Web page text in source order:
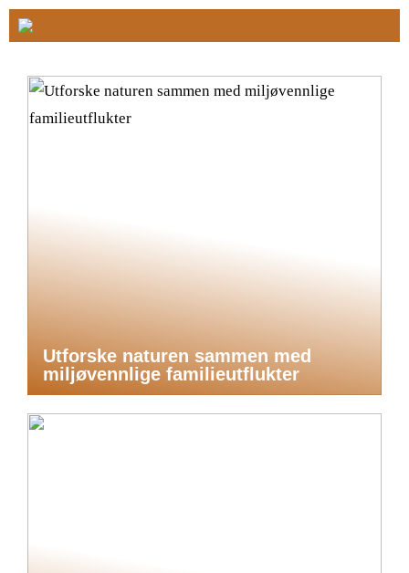
Utforske naturen sammen med
miljøvennlige familieutflukter